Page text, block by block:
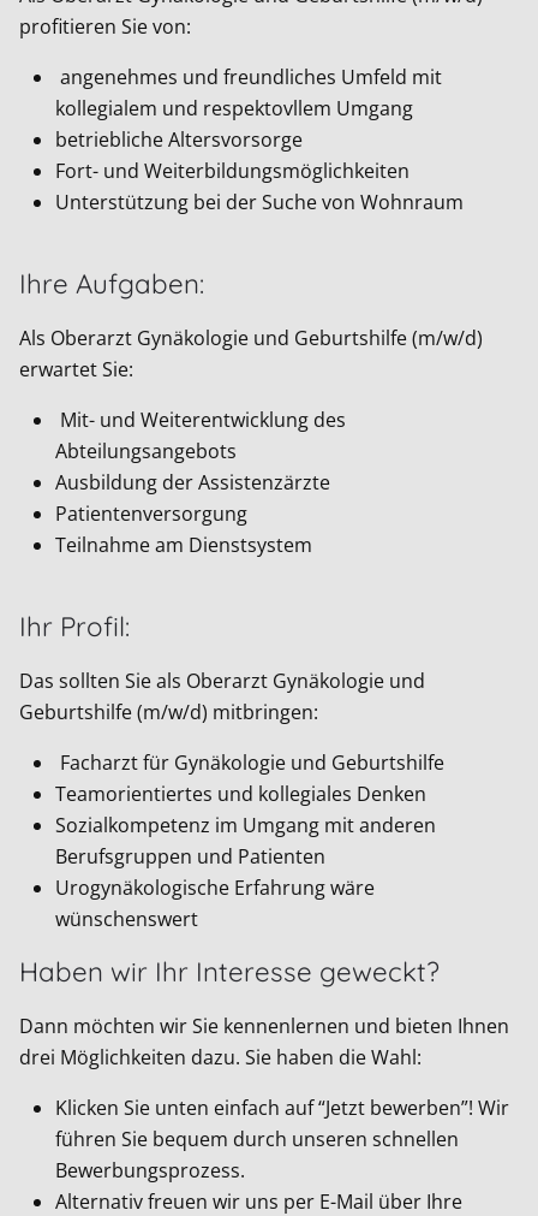
profitieren Sie von:
angenehmes und freundliches Umfeld mit
kollegialem und respektovllem Umgang
betriebliche Altersvorsorge
Fort- und Weiterbildungsmöglichkeiten
Unterstützung bei der Suche von Wohnraum
Ihre Aufgaben:
Als Oberarzt Gynäkologie und Geburtshilfe (m/w/d)
erwartet Sie:
Mit- und Weiterentwicklung des
Abteilungsangebots
Ausbildung der Assistenzärzte
Patientenversorgung
Teilnahme am Dienstsystem
Ihr Profil:
Das sollten Sie als Oberarzt Gynäkologie und
Geburtshilfe (m/w/d) mitbringen:
Facharzt für Gynäkologie und Geburtshilfe
Teamorientiertes und kollegiales Denken
Sozialkompetenz im Umgang mit anderen
Berufsgruppen und Patienten
Urogynäkologische Erfahrung wäre
wünschenswert
Haben wir Ihr Interesse geweckt?
Dann möchten wir Sie kennenlernen und bieten Ihnen
drei Möglichkeiten dazu. Sie haben die Wahl:
Klicken Sie unten einfach auf “Jetzt bewerben”! Wir
führen Sie bequem durch unseren schnellen
Bewerbungsprozess.
Alternativ freuen wir uns per E-Mail über Ihre